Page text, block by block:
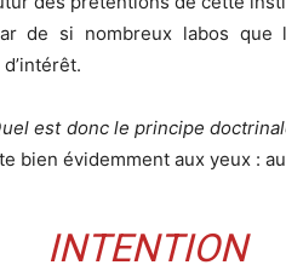
de si nombreux labos que
est donc le principe
bien évidemment aux yeux :